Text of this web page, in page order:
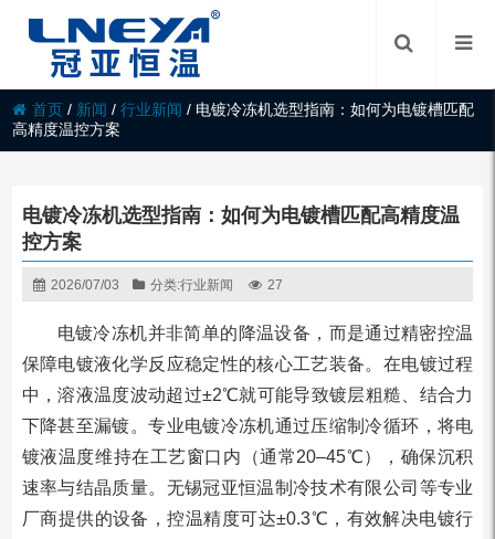
首页 / 新闻 /行业新闻 / 电镀冷冻机选型指南：如何为电镀槽匹配
高精度温控方案
电镀冷冻机选型指南：如何为电镀槽匹配高精度温
控方案
2026/07/03 分类:行业新闻 27
电镀冷冻机并非简单的降温设备，而是通过精密控温
保障电镀液化学反应稳定性的核心工艺装备。在电镀过程
中，溶液温度波动超过±2℃就可能导致镀层粗糙、结合力
下降甚至漏镀。专业电镀冷冻机通过压缩制冷循环，将电
镀液温度维持在工艺窗口内（通常20–45℃），确保沉积
速率与结晶质量。无锡冠亚恒温制冷技术有限公司等专业
厂商提供的设备，控温精度可达±0.3℃，有效解决电镀行